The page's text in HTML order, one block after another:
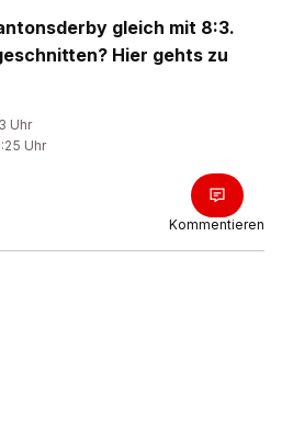
gleich mit 8:3.
Hier gehts zu
Uhr
Uhr
Kommentieren